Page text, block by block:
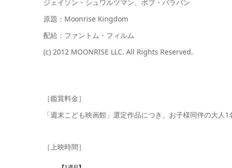
ジェイソン・シュワルツマン、ボブ・バラバン
原題：Moonrise Kingdom
配給：ファントム・フィルム
(c) 2012 MOONRISE LLC. All Rights Reserved.
［鑑賞料金］
「週末こども映画館」選定作品につき、お子様同伴の大人
［上映時間］